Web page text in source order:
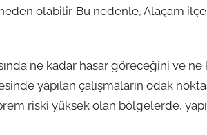
olabilir. Bu nedenle, Alaçam
ne kadar hasar göreceğini ve
yapılan çalışmaların odak
riski yüksek olan bölgelerde,